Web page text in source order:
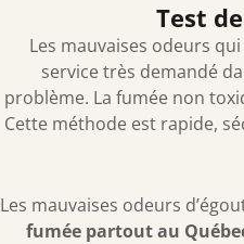
Test
Les mauvaises odeurs
service très demandé
problème. La fumée non
Cette méthode est rapide,
Les mauvaises odeurs
fumée partout au